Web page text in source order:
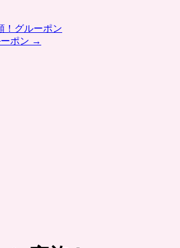
！グルーポン
ポン →